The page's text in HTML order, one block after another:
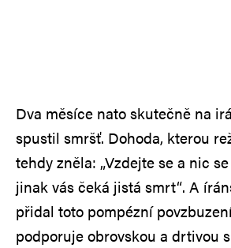
Dva měsíce nato skutečně na
spustil smršť. Dohoda, kterou
tehdy zněla: „Vzdejte se a nic
jinak vás čeká jistá smrt“. A
přidal toto pompézní
podporuje obrovskou a drtivou